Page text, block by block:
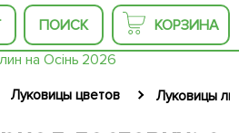
ПОИСК КОРЗИНА
Луковицы цветов Луковицы